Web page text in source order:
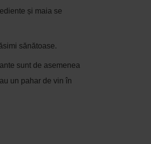
și maia se
sănătoase.
sunt de asemenea
un pahar de vin în